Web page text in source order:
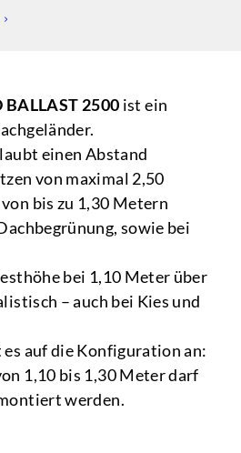
BALLAST 2500 ist ein
einen Abstand
von maximal 2,50
bis zu 1,30 Metern
sowie bei
bei 1,10 Meter über
– auch bei Kies und
auf die Konfiguration an:
1,10 bis 1,30 Meter darf
werden.